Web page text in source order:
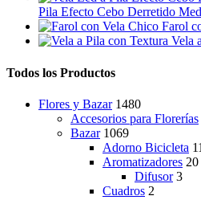
página
de
producto
$1,400.00
Pila Efecto Cebo Derretido
Farol
Vela
Todos los Productos
Flores y Bazar 1480
Accesorios para Florerías
Bazar 1069
Adorno Bicicleta 11
Aromatizadores 20
Difusor 3
Cuadros 2